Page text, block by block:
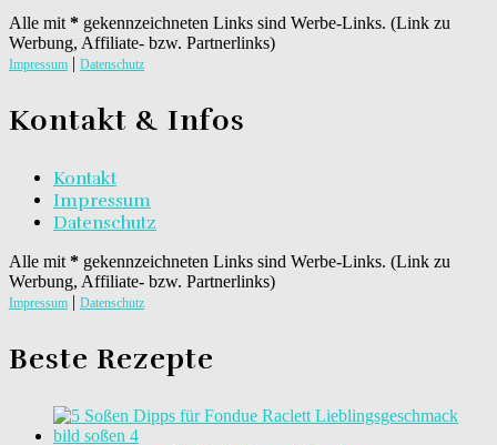
Alle mit * gekennzeichneten Links sind Werbe-Links. (Link zu
Werbung, Affiliate- bzw. Partnerlinks)
Impressum | Datenschutz
Kontakt & Infos
Kontakt
Impressum
Datenschutz
Alle mit * gekennzeichneten Links sind Werbe-Links. (Link zu
Werbung, Affiliate- bzw. Partnerlinks)
Impressum | Datenschutz
Beste Rezepte